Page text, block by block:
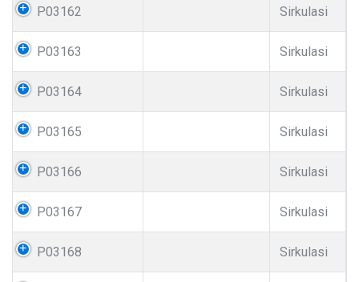
P03162 Sirkulasi
P03163 Sirkulasi
P03164 Sirkulasi
P03165 Sirkulasi
P03166 Sirkulasi
P03167 Sirkulasi
P03168 Sirkulasi